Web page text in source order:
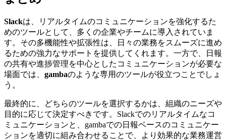
Slackは、リアルタイムのコミュニケーションを強化するた
めのツールとして、多くの企業やチームに導入されていま
す。その多機能性や拡張性は、日々の業務をスムーズに進め
るための強力なサポートを提供してくれます。一方で、日報
の共有や進捗管理を中心としたコミュニケーションが必要な
場面では、 gambaのような専用のツールが役立つことでしょ
う。
最終的に、どちらのツールを選択するかは、組織のニーズや
目的に応じて決定すべきです。Slackでのリアルタイムなコ
ミュニケーションと、gambaでの日報ベースのコミュニケー
ションを適切に組み合わせることで、より効果的な業務運営